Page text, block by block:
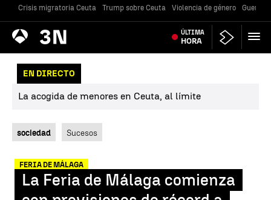
Crisis migratoria Ceuta Trump sobre Ceuta Violencia de género Guerra
Antena
3 Noticias ÚLTIMA
HORA
EN DIRECTO
La acogida de menores en Ceuta, al límite
sociedad Sucesos
FERIA DE MÁLAGA
La Feria de Málaga comienza